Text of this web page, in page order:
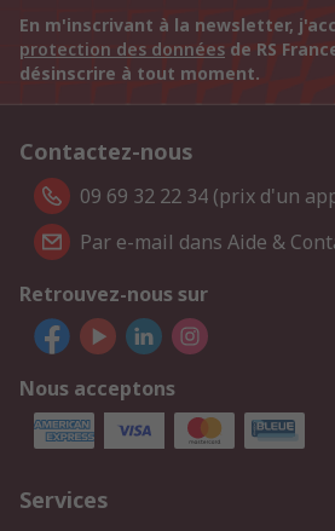
En m'inscrivant à la newsletter,
protection des données de RS
désinscrire à tout moment.
Contactez-nous
09 69 32 22 34 (prix d'un
Par e-mail dans Aide &
Retrouvez-nous sur
Nous acceptons
Services